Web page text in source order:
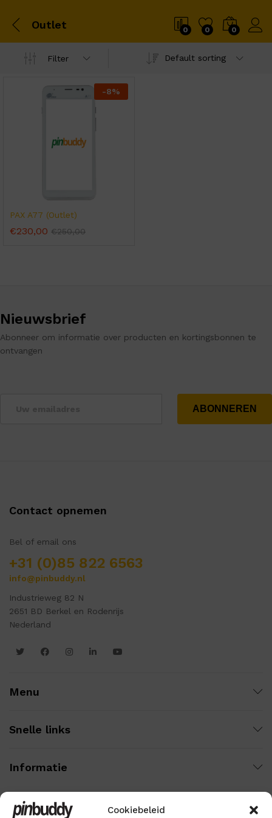
Cookiebeleid
Outlet 0 0 0
Filter Default sorting
-8%
PAX A77 (Outlet)
€230,00 €250,00
Nieuwsbrief
Abonneer om informatie over producten en kortingsbonnen te
ontvangen
Contact opnemen
Bel of email ons
+31 (0)85 822 6563
info@pinbuddy.nl
Industrieweg 82 N
2651 BD Berkel en Rodenrijs
Nederland
Menu
Snelle links
Informatie